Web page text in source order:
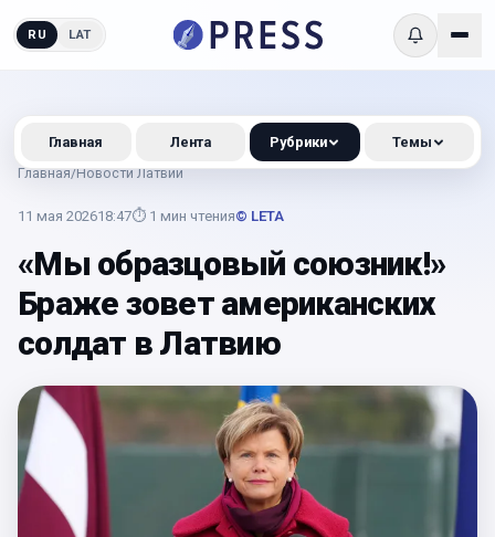
RU LAT
Главная/Новости Латвии
11 мая 202618:47⏱ 1 мин чтения© LETA
«Мы образцовый союзник!»
Браже зовет американских
солдат в Латвию
Главная Лента Рубрики Темы